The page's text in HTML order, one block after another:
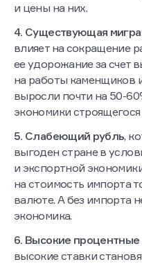
и цены на них.
4. Существующая
влияет на сокращение
ее удорожание за счет
на работы каменщиков
выросли почти на 50-
экономики
5. Слабеющий рубль,
выгоден стране в
и экспортной
на стоимость импорта
валюте. А без импорта
экономика.
6. Высокие процентные
высокие ставки